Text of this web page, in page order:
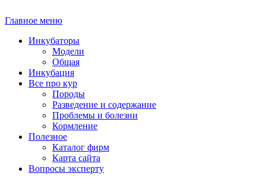
Главное меню
Инкубаторы
Модели
Общая
Инкубация
Все про кур
Породы
Разведение и содержание
Проблемы и болезни
Кормление
Полезное
Каталог фирм
Карта сайта
Вопросы эксперту